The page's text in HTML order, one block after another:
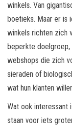
winkels. Van
boetieks. Maar er is
winkels richten zich
beperkte doelgroep,
webshops die zich
sieraden of
wat hun klanten
Wat ook interessant
staan voor iets